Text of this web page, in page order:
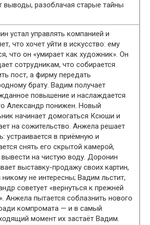
выводы, разоблачая старые тайны
устал управлять компанией и
что хочет уйти в искусство: ему
что он «умирает как художник». Он
сотрудникам, что собирается
пост, а фирму передать
брату. Вадим получает
повышение и наслаждается
Александр понижен. Новый
начинает домогаться Ксюши и
на сожительство. Анжела решает
устраивается в приёмную и
снять его скрытой камерой,
на чистую воду. Доронин
выставку-продажу своих картин,
не интересны; Вадим льстит,
советует «вернуться к прежней
Анжела пытается соблазнить нового
компромата — и в самый
момент их застаёт Вадим.